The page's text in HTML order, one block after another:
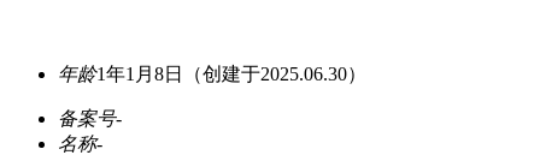
年龄1年1月8日 （创建于2025.06.30）
备案号-
名称-